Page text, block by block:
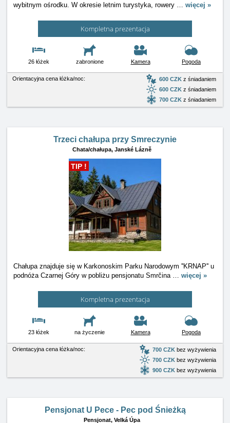
wybitnym ośrodku. W okresie letnim turystyka, rowery … więcej »
Kompletna prezentacja
26 łóżek zabronione Kamera Pogoda
Orientacyjna cena łóżka/noc: 600 CZK z śniadaniem
600 CZK z śniadaniem
700 CZK z śniadaniem
Trzeci chałupa przy Smreczynie
Chata/chałupa, Janské Lázně
TIP !
Chałupa znajduje się w Karkonoskim Parku Narodowym ''KRNAP'' u
podnóża Czarnej Góry w pobliżu pensjonatu Smrčina … więcej »
Kompletna prezentacja
23 łóżek na życzenie Kamera Pogoda
Orientacyjna cena łóżka/noc: 700 CZK bez wyżywienia
700 CZK bez wyżywienia
900 CZK bez wyżywienia
Pensjonat U Pece - Pec pod Śnieżką
Pensjonat, Velká Úpa